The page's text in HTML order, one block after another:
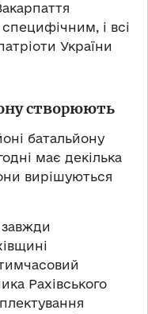
і всі
України
створюють
батальйону
має декілька
вирішуються
Рахівського